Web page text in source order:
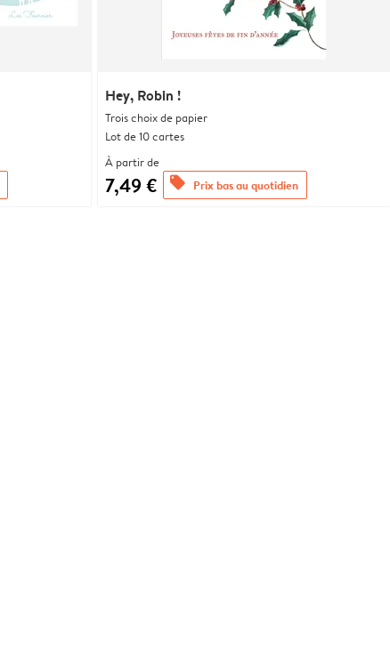
Hey, Robin !
Trois choix de papier
Lot de 10 cartes
À partir de
7,49 € offers Prix bas au quotidien